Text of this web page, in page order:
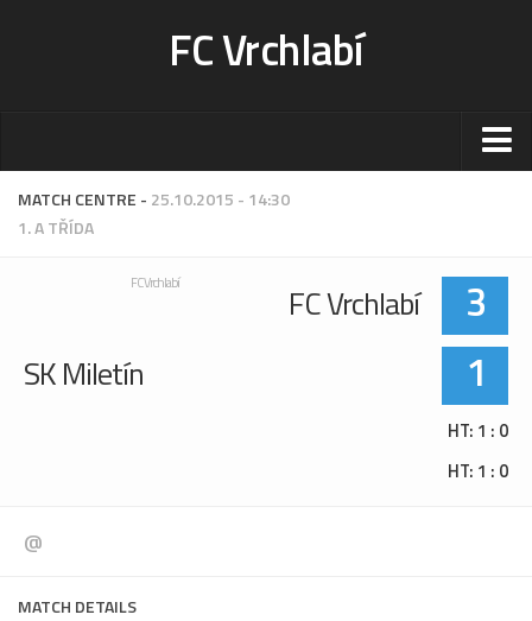
FC Vrchlabí
Stadion
Sportoviště
Kontakt-rezervace
Aktuality
MATCH CENTRE - 25.10.2015 - 14:30
1. A TŘÍDA
FC Vrchlabí
FC Vrchlabí 3
SK Miletín 1
HT: 1 : 0
HT: 1 : 0
@
MATCH DETAILS